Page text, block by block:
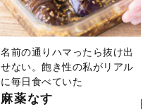
名前の通りハマったら抜け出
せない。飽き性の私がリアル
に毎日食べていた
麻薬なす